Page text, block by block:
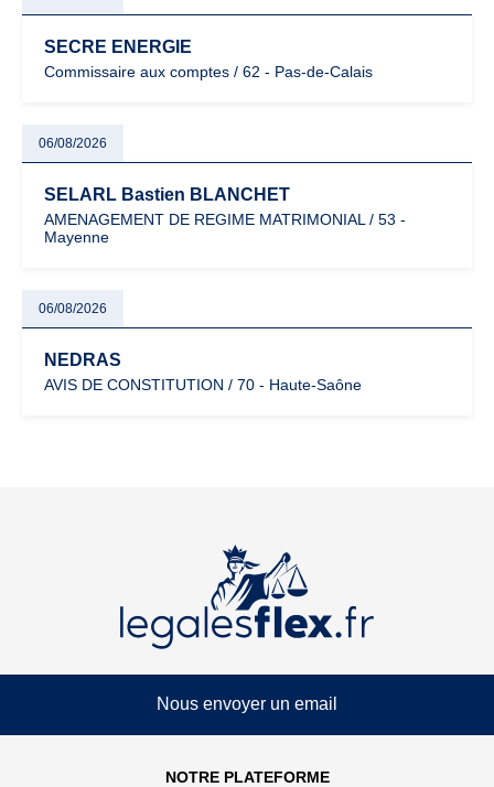
SECRE ENERGIE
Commissaire aux comptes / 62 - Pas-de-Calais
06/08/2026
SELARL Bastien BLANCHET
AMENAGEMENT DE REGIME MATRIMONIAL / 53 -
Mayenne
06/08/2026
NEDRAS
AVIS DE CONSTITUTION / 70 - Haute-Saône
Nous envoyer un email
NOTRE PLATEFORME